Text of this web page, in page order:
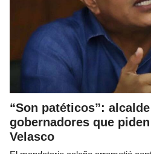
“Son patéticos”:
gobernadores que
Velasco